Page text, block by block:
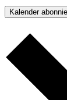
Kalender